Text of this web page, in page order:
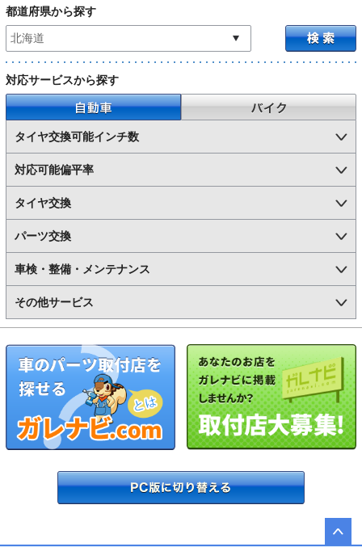
都道府県から探す
対応サービスから探す
自動車
タイヤ交換可能インチ数
対応可能偏平率
タイヤ交換
パーツ交換
車検・整備・メンテナンス
その他サービス